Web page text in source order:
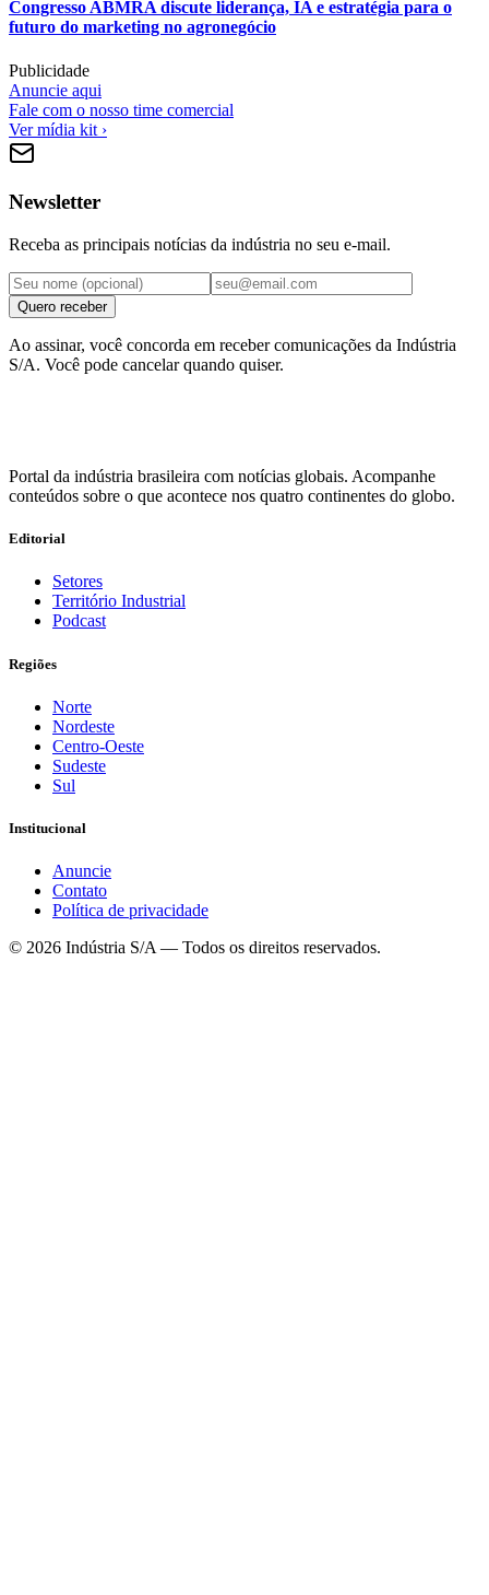
Congresso ABMRA discute liderança, IA e estratégia para o
futuro do marketing no agronegócio
Publicidade
Anuncie aqui
Fale com o nosso time comercial
Ver mídia kit ›
Newsletter
Receba as principais notícias da indústria no seu e-mail.
Quero receber
Ao assinar, você concorda em receber comunicações da Indústria
S/A. Você pode cancelar quando quiser.
Portal da indústria brasileira com notícias globais. Acompanhe
conteúdos sobre o que acontece nos quatro continentes do globo.
Editorial
Setores
Território Industrial
Podcast
Regiões
Norte
Nordeste
Centro-Oeste
Sudeste
Sul
Institucional
Anuncie
Contato
Política de privacidade
© 2026 Indústria S/A — Todos os direitos reservados.